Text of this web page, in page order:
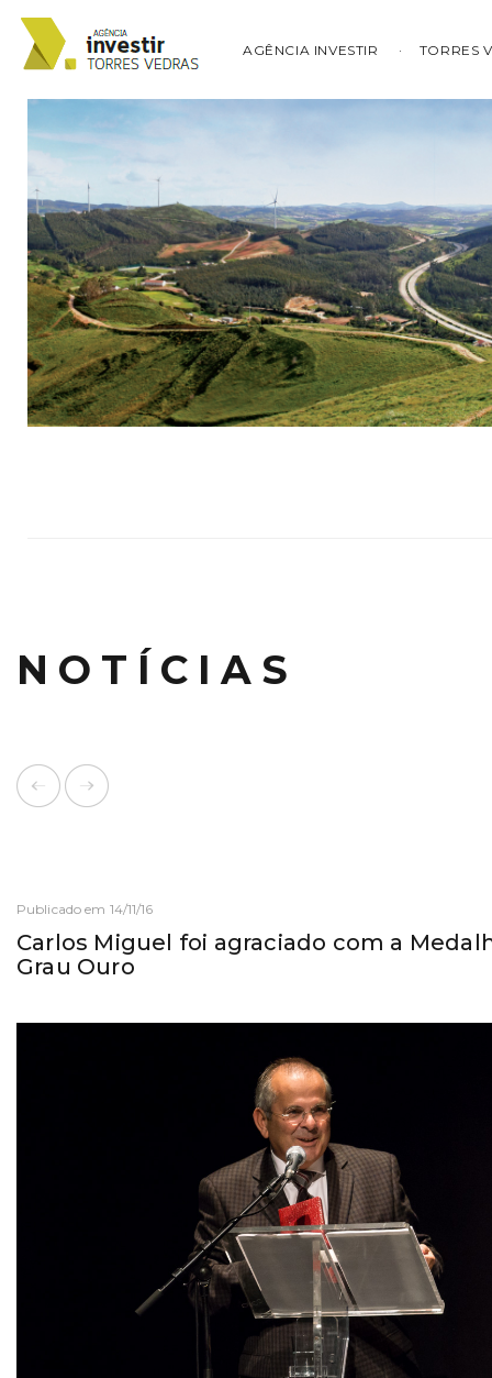
AGÊNCIA INVESTIR TORRES
NOTÍCIAS
Publicado em 14/11/16
Carlos Miguel foi agraciado com a
Grau Ouro